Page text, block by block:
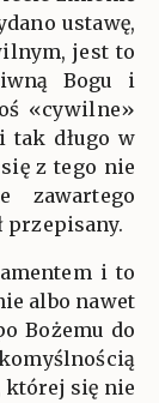
ustawę,
jest to
Bogu i
«cywilne»
tak długo w
z tego nie
zawartego
przepisany.
i to
albo nawet
Bożemu do
której się nie